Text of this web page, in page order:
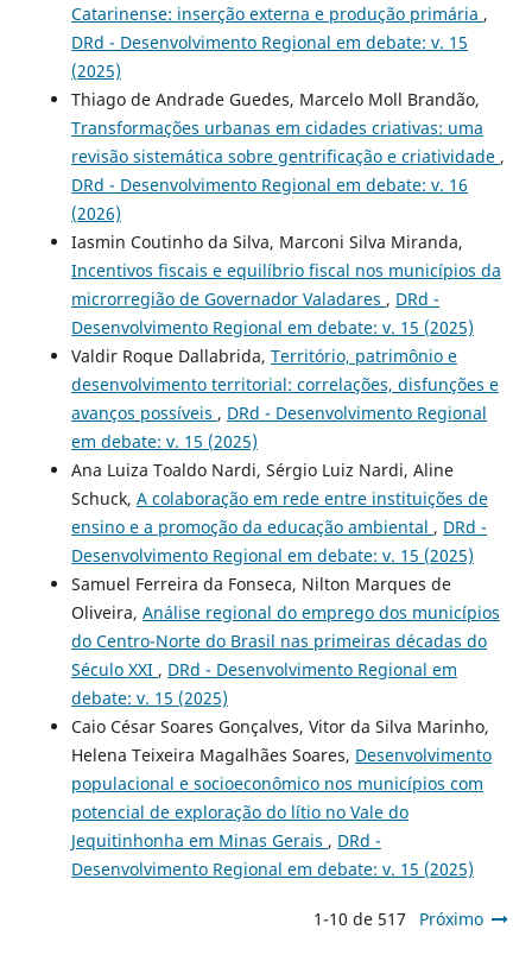
Catarinense: inserção externa e produção primária ,
DRd - Desenvolvimento Regional em debate: v. 15
(2025)
Thiago de Andrade Guedes, Marcelo Moll Brandão,
Transformações urbanas em cidades criativas: uma
revisão sistemática sobre gentrificação e criatividade ,
DRd - Desenvolvimento Regional em debate: v. 16
(2026)
Iasmin Coutinho da Silva, Marconi Silva Miranda,
Incentivos fiscais e equilíbrio fiscal nos municípios da
microrregião de Governador Valadares , DRd -
Desenvolvimento Regional em debate: v. 15 (2025)
Valdir Roque Dallabrida, Território, patrimônio e
desenvolvimento territorial: correlações, disfunções e
avanços possíveis , DRd - Desenvolvimento Regional
em debate: v. 15 (2025)
Ana Luiza Toaldo Nardi, Sérgio Luiz Nardi, Aline
Schuck, A colaboração em rede entre instituições de
ensino e a promoção da educação ambiental , DRd -
Desenvolvimento Regional em debate: v. 15 (2025)
Samuel Ferreira da Fonseca, Nilton Marques de
Oliveira, Análise regional do emprego dos municípios
do Centro-Norte do Brasil nas primeiras décadas do
Século XXI , DRd - Desenvolvimento Regional em
debate: v. 15 (2025)
Caio César Soares Gonçalves, Vitor da Silva Marinho,
Helena Teixeira Magalhães Soares, Desenvolvimento
populacional e socioeconômico nos municípios com
potencial de exploração do lítio no Vale do
Jequitinhonha em Minas Gerais , DRd -
Desenvolvimento Regional em debate: v. 15 (2025)
1-10 de 517 Próximo